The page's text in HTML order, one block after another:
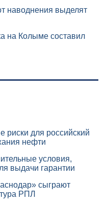
наводнения выделят
на Колыме составил
риски для российский
нефти
условия,
выдачи гарантии
сыграют
РПЛ